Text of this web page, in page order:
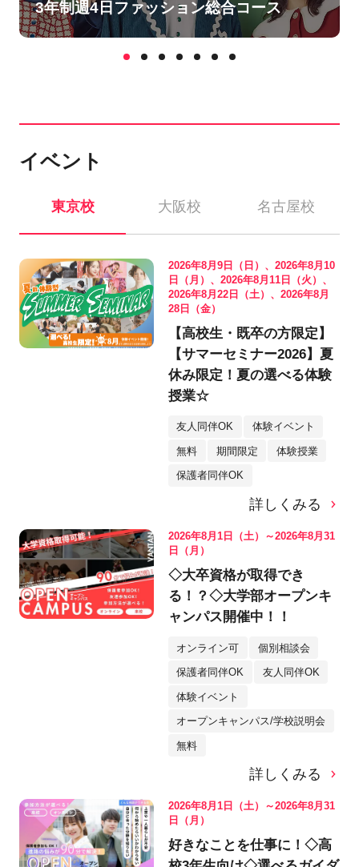
3年制週4日ファッション総合コース
イベント
東京校 大阪校 名古屋校
2026年8月9日（日）、2026年8月10
日（月）、2026年8月11日（火）、
2026年8月22日（土）、2026年8月
28日（金）
【高校生・既卒の方限定】
【サマーセミナー2026】夏
休み限定！夏の選べる体験
授業☆
友人同伴OK 体験イベント
無料 期間限定 体験授業
保護者同伴OK
詳しくみる
2026年8月1日（土）～2026年8月31
日（月）
◇大卒資格が取得でき
る！？◇大学部オープンキ
ャンパス開催中！！
オンライン可 個別相談会
保護者同伴OK 友人同伴OK
体験イベント
オープンキャンパス/学校説明会
無料
詳しくみる
2026年8月1日（土）～2026年8月31
日（月）
好きなことを仕事に！◇高